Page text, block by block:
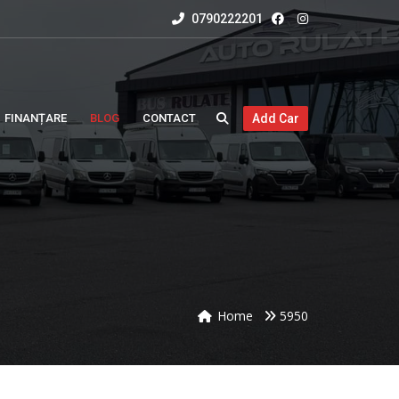
0790222201
FINANȚARE BLOG CONTACT Add Car
Home 5950